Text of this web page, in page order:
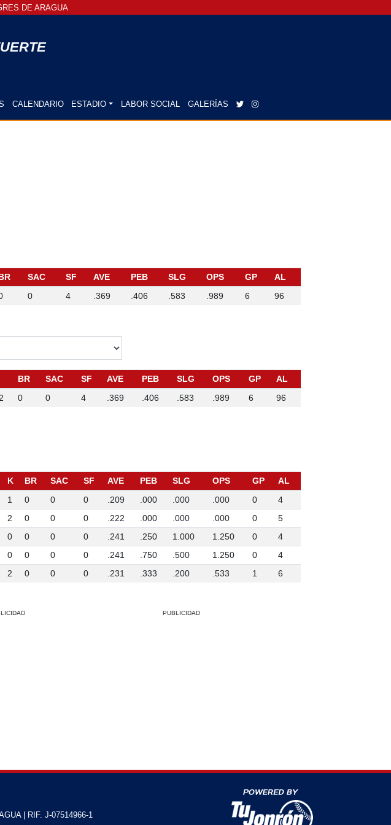
DE ARAGUA
CALENDARIO ESTADIO LABOR SOCIAL GALERÍAS
SAC SF AVE PEB SLG OPS GP
AL
0 4 .369 .406 .583 .989 6 96
BR SAC SF AVE PEB SLG OPS GP
AL
0 0 4 .369 .406 .583 .989 6 96
K BR SAC SF AVE PEB SLG OPS GP
AL
1 0 0 0 .209 .000 .000 .000 0
4
2 0 0 0 .222 .000 .000 .000 0
5
0 0 0 0 .241 .250 1.000 1.250 0
4
0 0 0 0 .241 .750 .500 1.250 0
4
2 0 0 0 .231 .333 .200 .533 1 6
PUBLICIDAD
| RIF. J-07514966-1